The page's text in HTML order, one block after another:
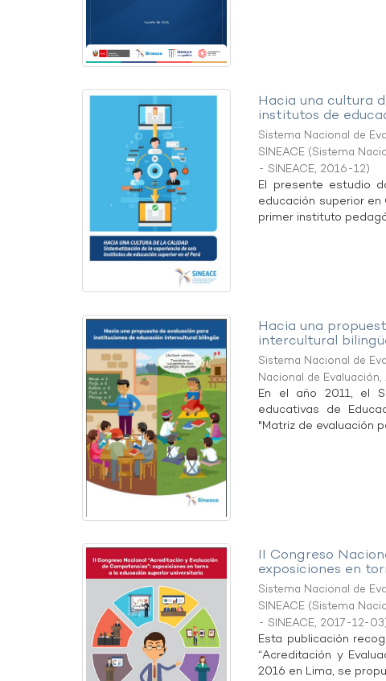
Hacia una cultura
institutos de
Sistema Nacional de
SINEACE (Sistema
- SINEACE, 2016-12)
El presente estudio
educación superior en
primer instituto
Hacia una
intercultural
Sistema Nacional de
Nacional de
En el año 2011, el
educativas de
"Matriz de evaluación
II Congreso
exposiciones en
Sistema Nacional de
SINEACE (Sistema
- SINEACE, 2017-12-03
Esta publicación
“Acreditación y
2016 en Lima, se